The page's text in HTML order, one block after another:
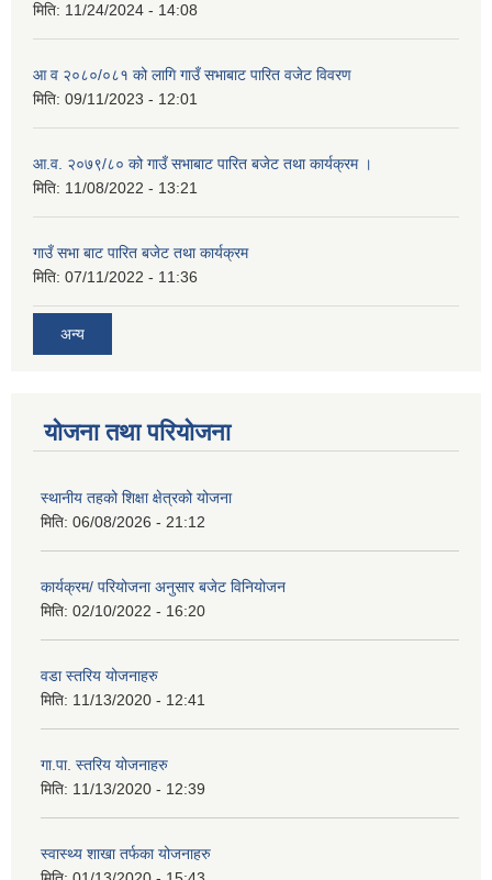
मिति: 11/24/2024 - 14:08
आ व २०८०/०८१ को लागि गाउँ सभाबाट पारित वजेट विवरण
मिति: 09/11/2023 - 12:01
आ.व. २०७९/८० को गाउँ सभाबाट पारित बजेट तथा कार्यक्रम ।
मिति: 11/08/2022 - 13:21
गाउँ सभा बाट पारित बजेट तथा कार्यक्रम
मिति: 07/11/2022 - 11:36
अन्य
योजना तथा परियोजना
स्थानीय तहको शिक्षा क्षेत्रको योजना
मिति: 06/08/2026 - 21:12
कार्यक्रम/ परियोजना अनुसार बजेट विनियोजन
मिति: 02/10/2022 - 16:20
वडा स्तरिय योजनाहरु
मिति: 11/13/2020 - 12:41
गा.पा. स्तरिय योजनाहरु
मिति: 11/13/2020 - 12:39
स्वास्थ्य शाखा तर्फका योजनाहरु